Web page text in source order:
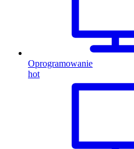
Oprogramowanie
hot